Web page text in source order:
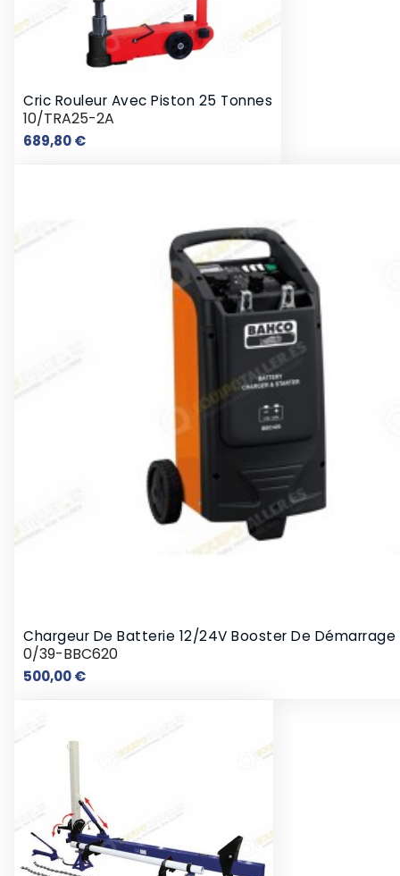
Cric Rouleur Avec Piston 25 Tonnes
10/TRA25-2A
689,80 €Prix
Chargeur De Batterie 12/24V Booster De Démarrage
0/39-BBC620
500,00 €Prix